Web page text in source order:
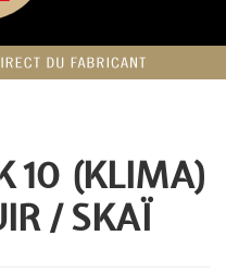
10 (KLIMA)
/ SKAÏ